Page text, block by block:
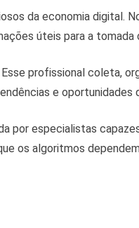
da economia digital.
úteis para a tomada
profissional coleta,
e oportunidades
por especialistas
os algoritmos